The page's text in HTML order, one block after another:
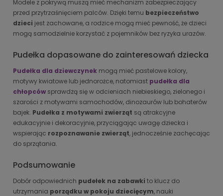
Modele z pokrywą muszą mieć mechanizm zabezpieczający
przed przytrzaśnięciem palców. Dzięki temu bezpieczeństwo
dzieci jest zachowane, a rodzice mogą mieć pewność, że dzieci
mogą samodzielnie korzystać z pojemników bez ryzyka urazów.
Pudełka dopasowane do zainteresowań dziecka
Pudełka dla dziewczynek mogą mieć pastelowe kolory,
motywy kwiatowe lub jednorożce, natomiast pudełka dla
chłopców sprawdzą się w odcieniach niebieskiego, zielonego i
szarości z motywami samochodów, dinozaurów lub bohaterów
bajek. Pudełka z motywami zwierząt są atrakcyjne
edukacyjnie i dekoracyjnie, przyciągając uwagę dziecka i
wspierając rozpoznawanie zwierząt, jednocześnie zachęcając
do sprzątania.
Podsumowanie
Dobór odpowiednich pudełek na zabawki to klucz do
utrzymania porządku w pokoju dziecięcym, nauki